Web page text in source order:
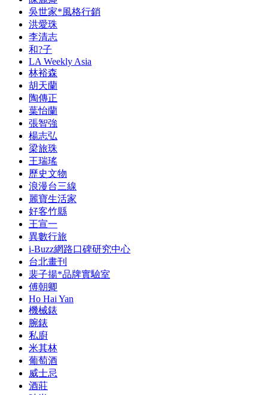
吳世家*風格行銷
洪愛珠
李清志
和?子
LA Weekly Asia
林裕森
胡天蘭
陶傳正
葉怡蘭
張智強
楊志弘
梁旅珠
王瑞瑤
歷史文物
浪漫台三線
麗寶生活家
好客竹縣
王宣一
異數行旅
i-Buzz網路口碑研究中心
台北畫刊
裴子揚*品牌實驗室
傅朝卿
Ho Hai Yan
機械錶
腕錶
私廚
米其林
葡萄酒
威士忌
酒莊